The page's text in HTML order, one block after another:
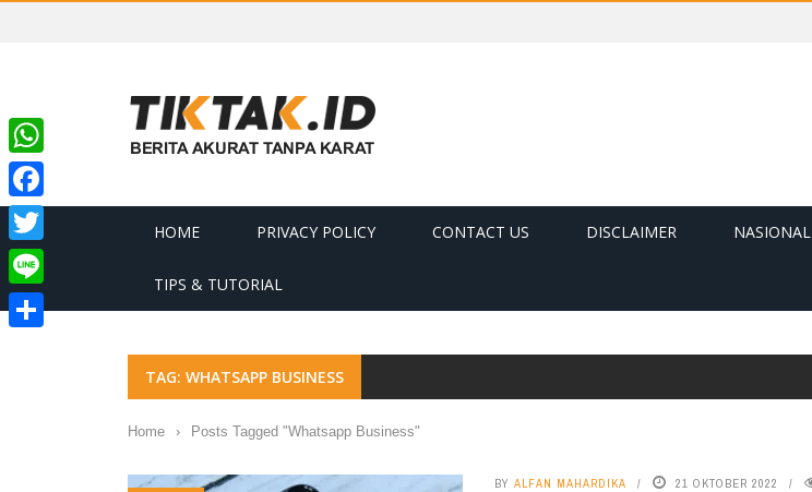
HOME PRIVACY POLICY CONTACT US DISCLAIMER NASIONAL
TIPS & TUTORIAL
TAG: WHATSAPP BUSINESS
Home › Posts Tagged "Whatsapp Business"
BY ALFAN MAHARDIKA 21 OKTOBER 2022
WhatsApp
Facebook
Twitter
Line